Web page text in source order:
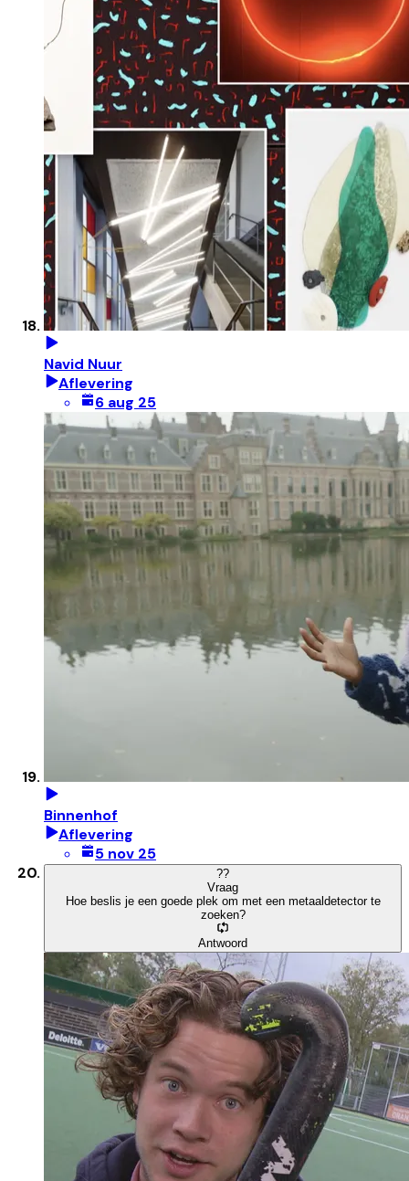
Navid Nuur
Aflevering
6 aug 25
Binnenhof
Aflevering
5 nov 25
??
Vraag
Hoe beslis je een goede plek om met een metaaldetector te
zoeken?
Antwoord